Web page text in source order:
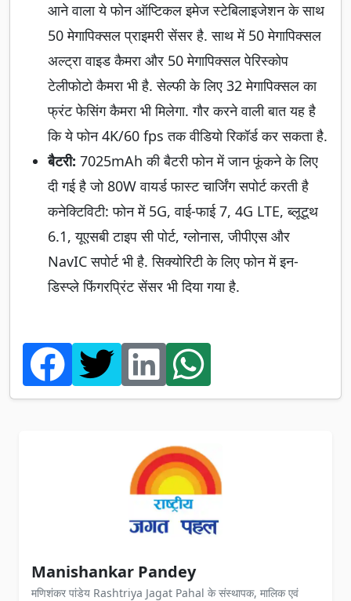
आने वाला ये फोन ऑप्टिकल इमेज स्टेबिलाइजेशन के साथ
50 मेगापिक्सल प्राइमरी सेंसर है. साथ में 50 मेगापिक्सल
अल्ट्रा वाइड कैमरा और 50 मेगापिक्सल पेरिस्कोप
टेलीफोटो कैमरा भी है. सेल्फी के लिए 32 मेगापिक्सल का
फ्रंट फेसिंग कैमरा भी मिलेगा. गौर करने वाली बात यह है
कि ये फोन 4K/60 fps तक वीडियो रिकॉर्ड कर सकता है.
बैटरी: 7025mAh की बैटरी फोन में जान फूंकने के लिए
दी गई है जो 80W वायर्ड फास्ट चार्जिंग सपोर्ट करती है
कनेक्टिविटी: फोन में 5G, वाई-फाई 7, 4G LTE, ब्लूटूथ
6.1, यूएसबी टाइप सी पोर्ट, ग्लोनास, जीपीएस और
NavIC सपोर्ट भी है. सिक्योरिटी के लिए फोन में इन-
डिस्प्ले फिंगरप्रिंट सेंसर भी दिया गया है.
Manishankar Pandey
मणिशंकर पांडेय Rashtriya Jagat Pahal के संस्थापक, मालिक एवं